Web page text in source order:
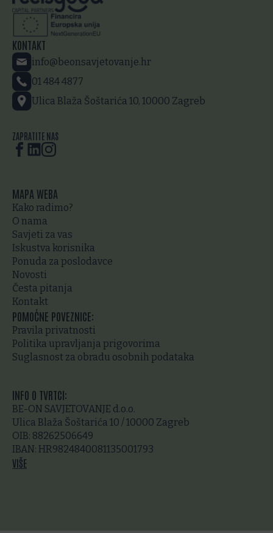
KONTAKT
info@beonsavjetovanje.hr
01 484 4877
Ulica Blaža Šoštarića 10, 10000 Zagreb
ZAPRATITE NAS
MAPA WEBA
Kako radimo?
O nama
Savjeti za vas
Iskustva korisnika
Ponuda za poslodavce
Novosti
Česta pitanja
Kontakt
POMOĆNE POVEZNICE:
Pravila privatnosti
Politika upravljanja prigovorima
Suglasnost za obradu osobnih podataka
INFO O TVRTCI:
BE-ON SAVJETOVANJE d.o.o.
Ulica Blaža Šoštarića 10 / 10000 Zagreb
OIB: 88262506649
IBAN: HR9824840081135001793
VIŠE